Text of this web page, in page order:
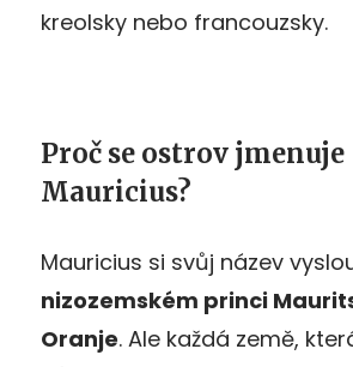
kreolsky nebo francouzsky.
Proč se ostrov jmenuje
Mauricius?
Mauricius si svůj název
nizozemském princi
Oranje. Ale každá země,